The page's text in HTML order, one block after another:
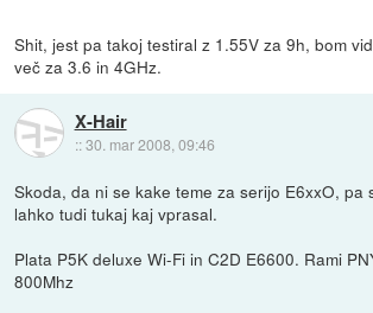
Shit, jest pa takoj testiral z 1.55V za 9h, bom
več za 3.6 in 4GHz.
X-Hair
::30. mar 2008, 09:46
Skoda, da ni se kake teme za serijo E6xxO, pa
lahko tudi tukaj kaj vprasal.
Plata P5K deluxe Wi-Fi in C2D E6600. Rami
800Mhz